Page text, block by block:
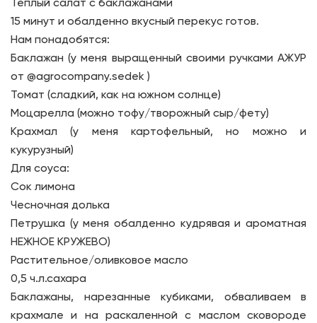
Теплый салат с баклажанами
15 минут и обалденно вкусный перекус готов.
Нам понадобятся:
Баклажан (у меня выращенный своими ручками АЖУР
от @agrocompany.sedek )
Томат (сладкий, как на южном солнце)
Моцарелла (можно тофу/творожный сыр/фету)
Крахмал (у меня картофельный, но можно и
кукурузный)
Для соуса:
Сок лимона
Чесночная долька
Петрушка (у меня обалденно кудрявая и ароматная
НЕЖНОЕ КРУЖЕВО)
Растительное/оливковое масло
0,5 ч.л.сахара
Баклажаны, нарезанные кубиками, обваливаем в
крахмале и на раскаленной с маслом сковороде